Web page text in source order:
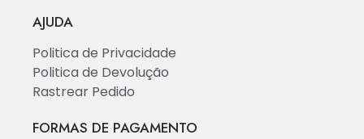
AJUDA
Politica de Privacidade
Politica de Devolução
Rastrear Pedido
FORMAS DE PAGAMENTO